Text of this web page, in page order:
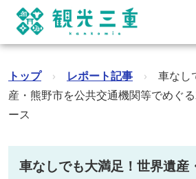
トップ › レポート記事 ›
車なし
産・熊野市を公共交通機関等でめぐ
ース
車なしでも大満足！世界遺産